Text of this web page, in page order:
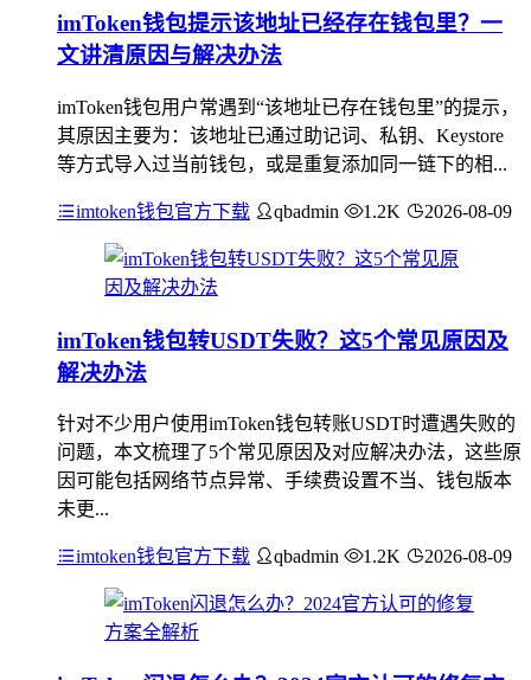
imToken钱包提示该地址已经存在钱包里？一
文讲清原因与解决办法
imToken钱包用户常遇到“该地址已存在钱包里”的提示，
其原因主要为：该地址已通过助记词、私钥、Keystore
等方式导入过当前钱包，或是重复添加同一链下的相...
imtoken钱包官方下载 qbadmin 1.2K 2026-08-09
imToken钱包转USDT失败？这5个常见原因及
解决办法
针对不少用户使用imToken钱包转账USDT时遭遇失败的
问题，本文梳理了5个常见原因及对应解决办法，这些原
因可能包括网络节点异常、手续费设置不当、钱包版本
未更...
imtoken钱包官方下载 qbadmin 1.2K 2026-08-09